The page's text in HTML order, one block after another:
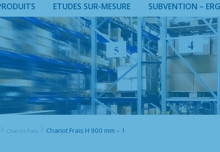
ETUDES SUR-MESURE SUBVENTION –
Chariot frais Chariot Frais H 900 mm – 1